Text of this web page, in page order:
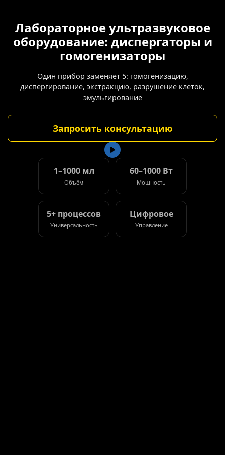
Лабораторное ультразвуковое
оборудование: диспергаторы и
гомогенизаторы
Один прибор заменяет 5: гомогенизацию,
диспергирование, экстракцию, разрушение клеток,
эмульгирование
Запросить консультацию
1–1000 мл
Объём
60–1000 Вт
Мощность
5+ процессов
Универсальность
Цифровое
Управление